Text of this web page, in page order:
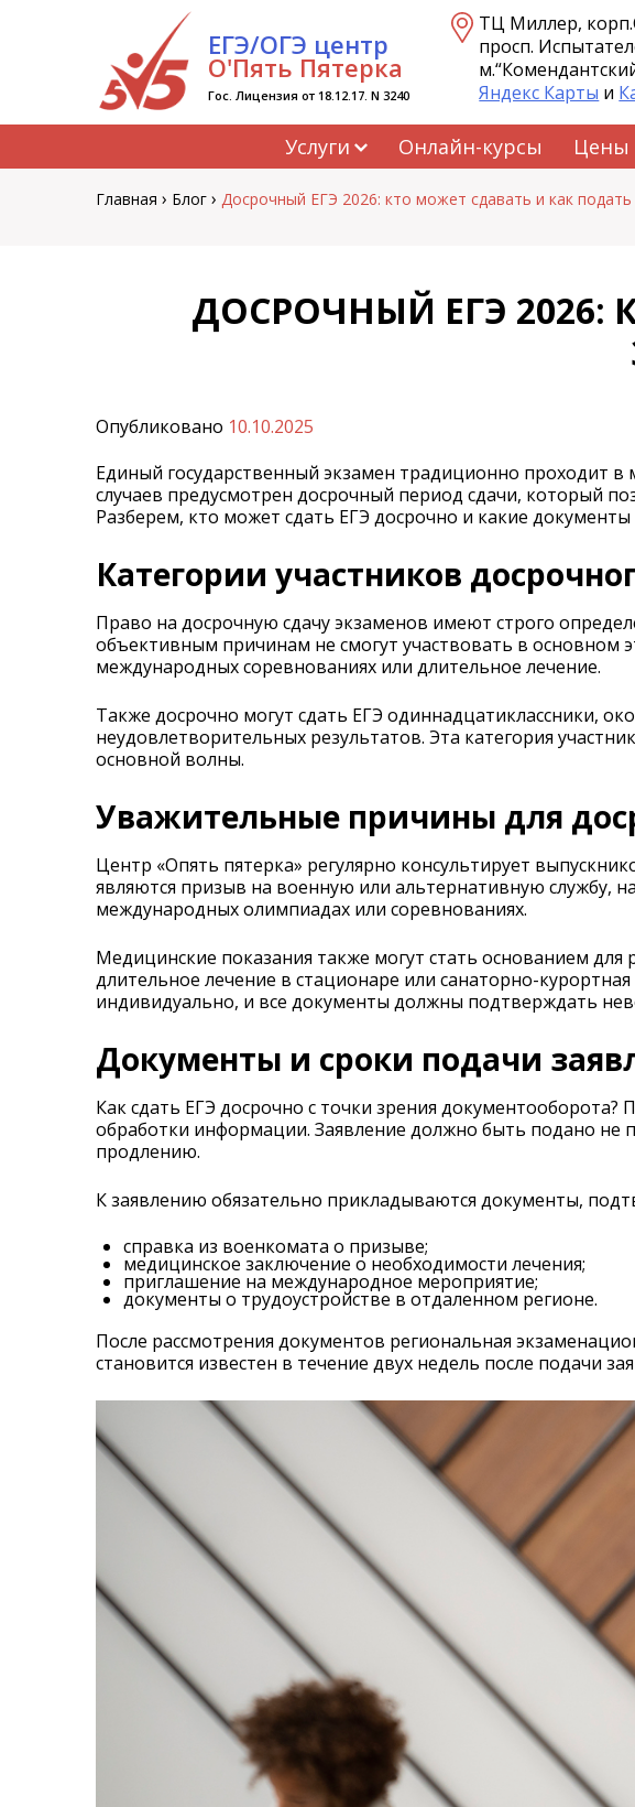
ЕГЭ/ОГЭ центр
О'Пять Пятерка
Гос. Лицензия от 18.12.17. N 3240
ТЦ Миллер,
просп.
Яндекс Карты и
Услуги Онлайн-курсы Цены
Главная › Блог › Досрочный ЕГЭ 2026: кто может сдавать и как подать
ДОСРОЧНЫЙ ЕГЭ 2026:
Опубликовано 10.10.2025
Единый государственный экзамен традиционно проходит
случаев предусмотрен досрочный период сдачи, который
Разберем, кто может сдать ЕГЭ досрочно и какие
Категории участников
Право на досрочную сдачу экзаменов имеют строго
объективным причинам не смогут участвовать в основном
международных соревнованиях или длительное лечение.
Также досрочно могут сдать ЕГЭ одиннадцатиклассники,
неудовлетворительных результатов. Эта категория
основной волны.
Уважительные причины для
Центр «Опять пятерка» регулярно консультирует
являются призыв на военную или альтернативную службу,
международных олимпиадах или соревнованиях.
Медицинские показания также могут стать основанием
длительное лечение в стационаре или санаторно-
индивидуально, и все документы должны подтверждать
Документы и сроки подачи
Как сдать ЕГЭ досрочно с точки зрения
обработки информации. Заявление должно быть подано не
продлению.
К заявлению обязательно прикладываются документы,
справка из военкомата о призыве;
медицинское заключение о необходимости лечения;
приглашение на международное мероприятие;
документы о трудоустройстве в отдаленном регионе.
После рассмотрения документов региональная
становится известен в течение двух недель после подачи